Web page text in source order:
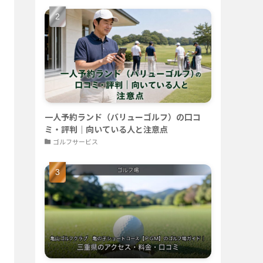
一人予約ランド（バリューゴルフ）の口コ
ミ・評判｜向いている人と注意点
ゴルフサービス